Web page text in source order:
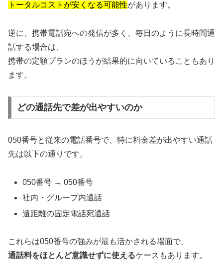
トータルコストが安くなる可能性があります。
逆に、携帯電話宛への発信が多く、毎日のように長時間通
話する場合は、
携帯の定額プランのほうが結果的に向いていることもあり
ます。
どの通話先で差が出やすいのか
050番号と従来の電話番号で、特に料金差が出やすい通話
先は以下の通りです。
050番号 → 050番号
社内・グループ内通話
遠距離の固定電話宛通話
これらは050番号の強みが最も活かされる場面で、
通話料をほとんど意識せずに使えるケースもあります。